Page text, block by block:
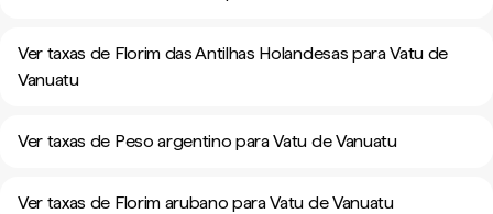
Ver taxas de Florim das Antilhas Holandesas para Vatu de
Vanuatu
Ver taxas de Peso argentino para Vatu de Vanuatu
Ver taxas de Florim arubano para Vatu de Vanuatu